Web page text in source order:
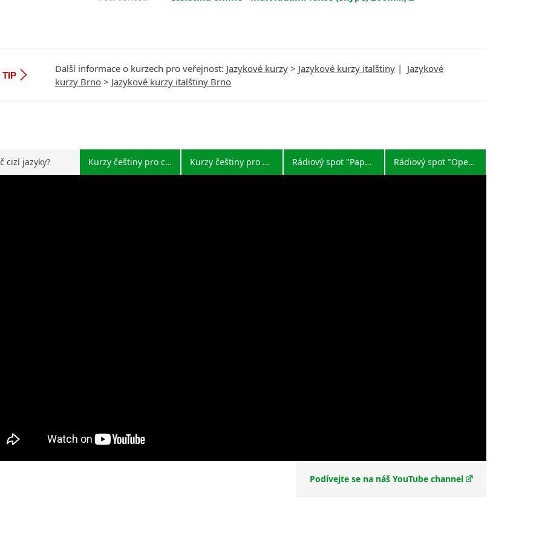
TIP
Další informace o kurzech pro veřejnost: Jazykové kurzy > Jazykové kurzy italštiny | Jazykové
kurzy Brno > Jazykové kurzy italštiny Brno
cizí jazyky? Kurzy češtiny pro cizince Kurzy češtiny pro Čechy Rádiový spot "Papoušek" Rádiový spot "Opera"
Podívejte se na náš YouTube channel